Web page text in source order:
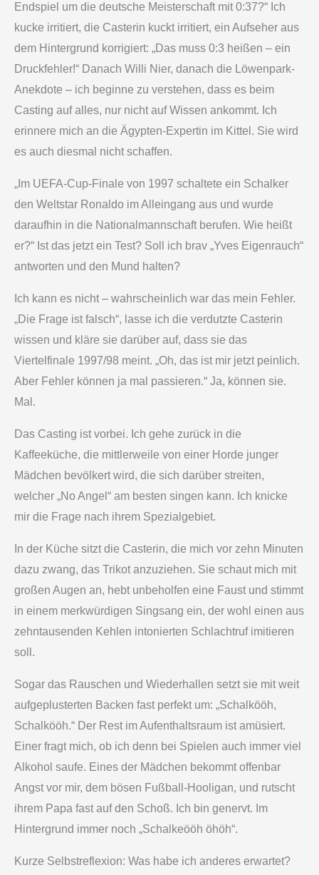
Endspiel um die deutsche Meisterschaft mit 0:37?“ Ich
kucke irritiert, die Casterin kuckt irritiert, ein Aufseher aus
dem Hintergrund korrigiert: „Das muss 0:3 heißen – ein
Druckfehler!“ Danach Willi Nier, danach die Löwenpark-
Anekdote – ich beginne zu verstehen, dass es beim
Casting auf alles, nur nicht auf Wissen ankommt. Ich
erinnere mich an die Ägypten-Expertin im Kittel. Sie wird
es auch diesmal nicht schaffen.
„Im UEFA-Cup-Finale von 1997 schaltete ein Schalker
den Weltstar Ronaldo im Alleingang aus und wurde
daraufhin in die Nationalmannschaft berufen. Wie heißt
er?“ Ist das jetzt ein Test? Soll ich brav „Yves Eigenrauch“
antworten und den Mund halten?
Ich kann es nicht – wahrscheinlich war das mein Fehler.
„Die Frage ist falsch“, lasse ich die verdutzte Casterin
wissen und kläre sie darüber auf, dass sie das
Viertelfinale 1997/98 meint. „Oh, das ist mir jetzt peinlich.
Aber Fehler können ja mal passieren.“ Ja, können sie.
Mal.
Das Casting ist vorbei. Ich gehe zurück in die
Kaffeeküche, die mittlerweile von einer Horde junger
Mädchen bevölkert wird, die sich darüber streiten,
welcher „No Angel“ am besten singen kann. Ich knicke
mir die Frage nach ihrem Spezialgebiet.
In der Küche sitzt die Casterin, die mich vor zehn Minuten
dazu zwang, das Trikot anzuziehen. Sie schaut mich mit
großen Augen an, hebt unbeholfen eine Faust und stimmt
in einem merkwürdigen Singsang ein, der wohl einen aus
zehntausenden Kehlen intonierten Schlachtruf imitieren
soll.
Sogar das Rauschen und Wiederhallen setzt sie mit weit
aufgeplusterten Backen fast perfekt um: „Schalkööh,
Schalkööh.“ Der Rest im Aufenthaltsraum ist amüsiert.
Einer fragt mich, ob ich denn bei Spielen auch immer viel
Alkohol saufe. Eines der Mädchen bekommt offenbar
Angst vor mir, dem bösen Fußball-Hooligan, und rutscht
ihrem Papa fast auf den Schoß. Ich bin genervt. Im
Hintergrund immer noch „Schalkeööh öhöh“.
Kurze Selbstreflexion: Was habe ich anderes erwartet?